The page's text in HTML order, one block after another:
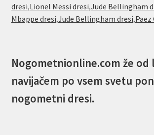
dresi,Lionel Messi dresi,Jude Bellingham
Mbappe dresi,Jude Bellingham dresi,Paez
Nogometnionline.com že od
navijačem po vsem svetu
nogometni dresi.